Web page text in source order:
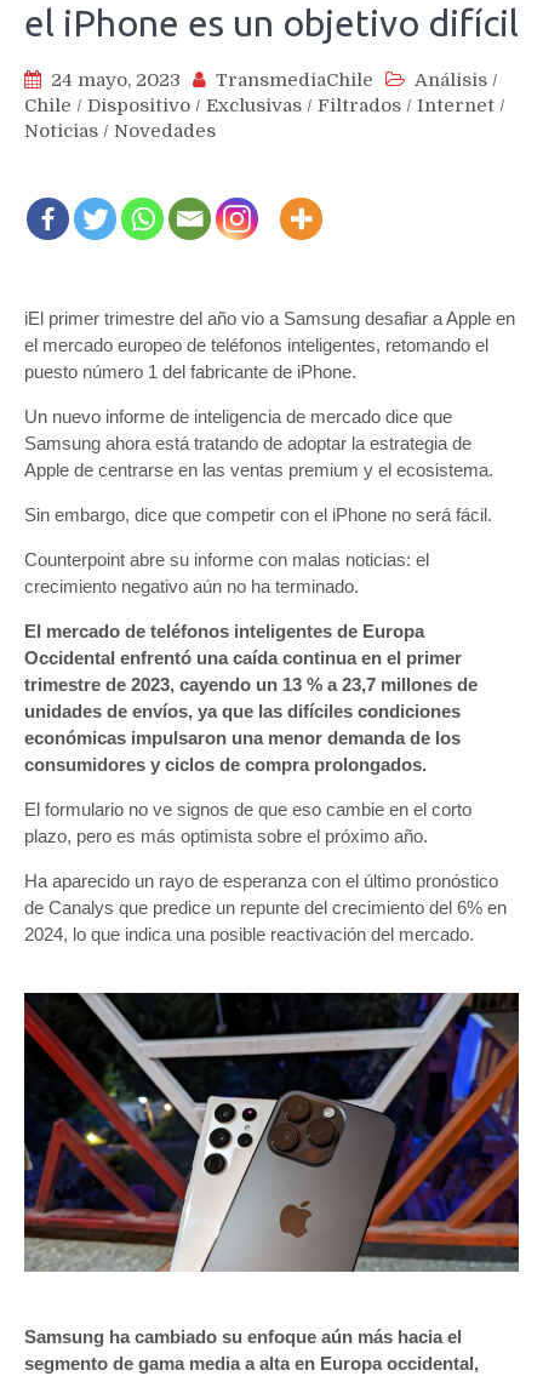
el iPhone es un objetivo difícil
24 mayo, 2023 TransmediaChile Análisis /
Chile / Dispositivo / Exclusivas / Filtrados / Internet /
Noticias / Novedades
iEl primer trimestre del año vio a Samsung desafiar a Apple en
el mercado europeo de teléfonos inteligentes, retomando el
puesto número 1 del fabricante de iPhone.
Un nuevo informe de inteligencia de mercado dice que
Samsung ahora está tratando de adoptar la estrategia de
Apple de centrarse en las ventas premium y el ecosistema.
Sin embargo, dice que competir con el iPhone no será fácil.
Counterpoint abre su informe con malas noticias: el
crecimiento negativo aún no ha terminado.
El mercado de teléfonos inteligentes de Europa
Occidental enfrentó una caída continua en el primer
trimestre de 2023, cayendo un 13 % a 23,7 millones de
unidades de envíos, ya que las difíciles condiciones
económicas impulsaron una menor demanda de los
consumidores y ciclos de compra prolongados.
El formulario no ve signos de que eso cambie en el corto
plazo, pero es más optimista sobre el próximo año.
Ha aparecido un rayo de esperanza con el último pronóstico
de Canalys que predice un repunte del crecimiento del 6% en
2024, lo que indica una posible reactivación del mercado.
Samsung ha cambiado su enfoque aún más hacia el
segmento de gama media a alta en Europa occidental,